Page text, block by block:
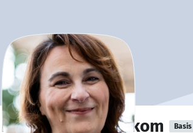
Natascha Vantuykom Basis